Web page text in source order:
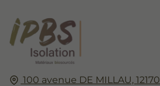
100 avenue DE MILLAU,12170